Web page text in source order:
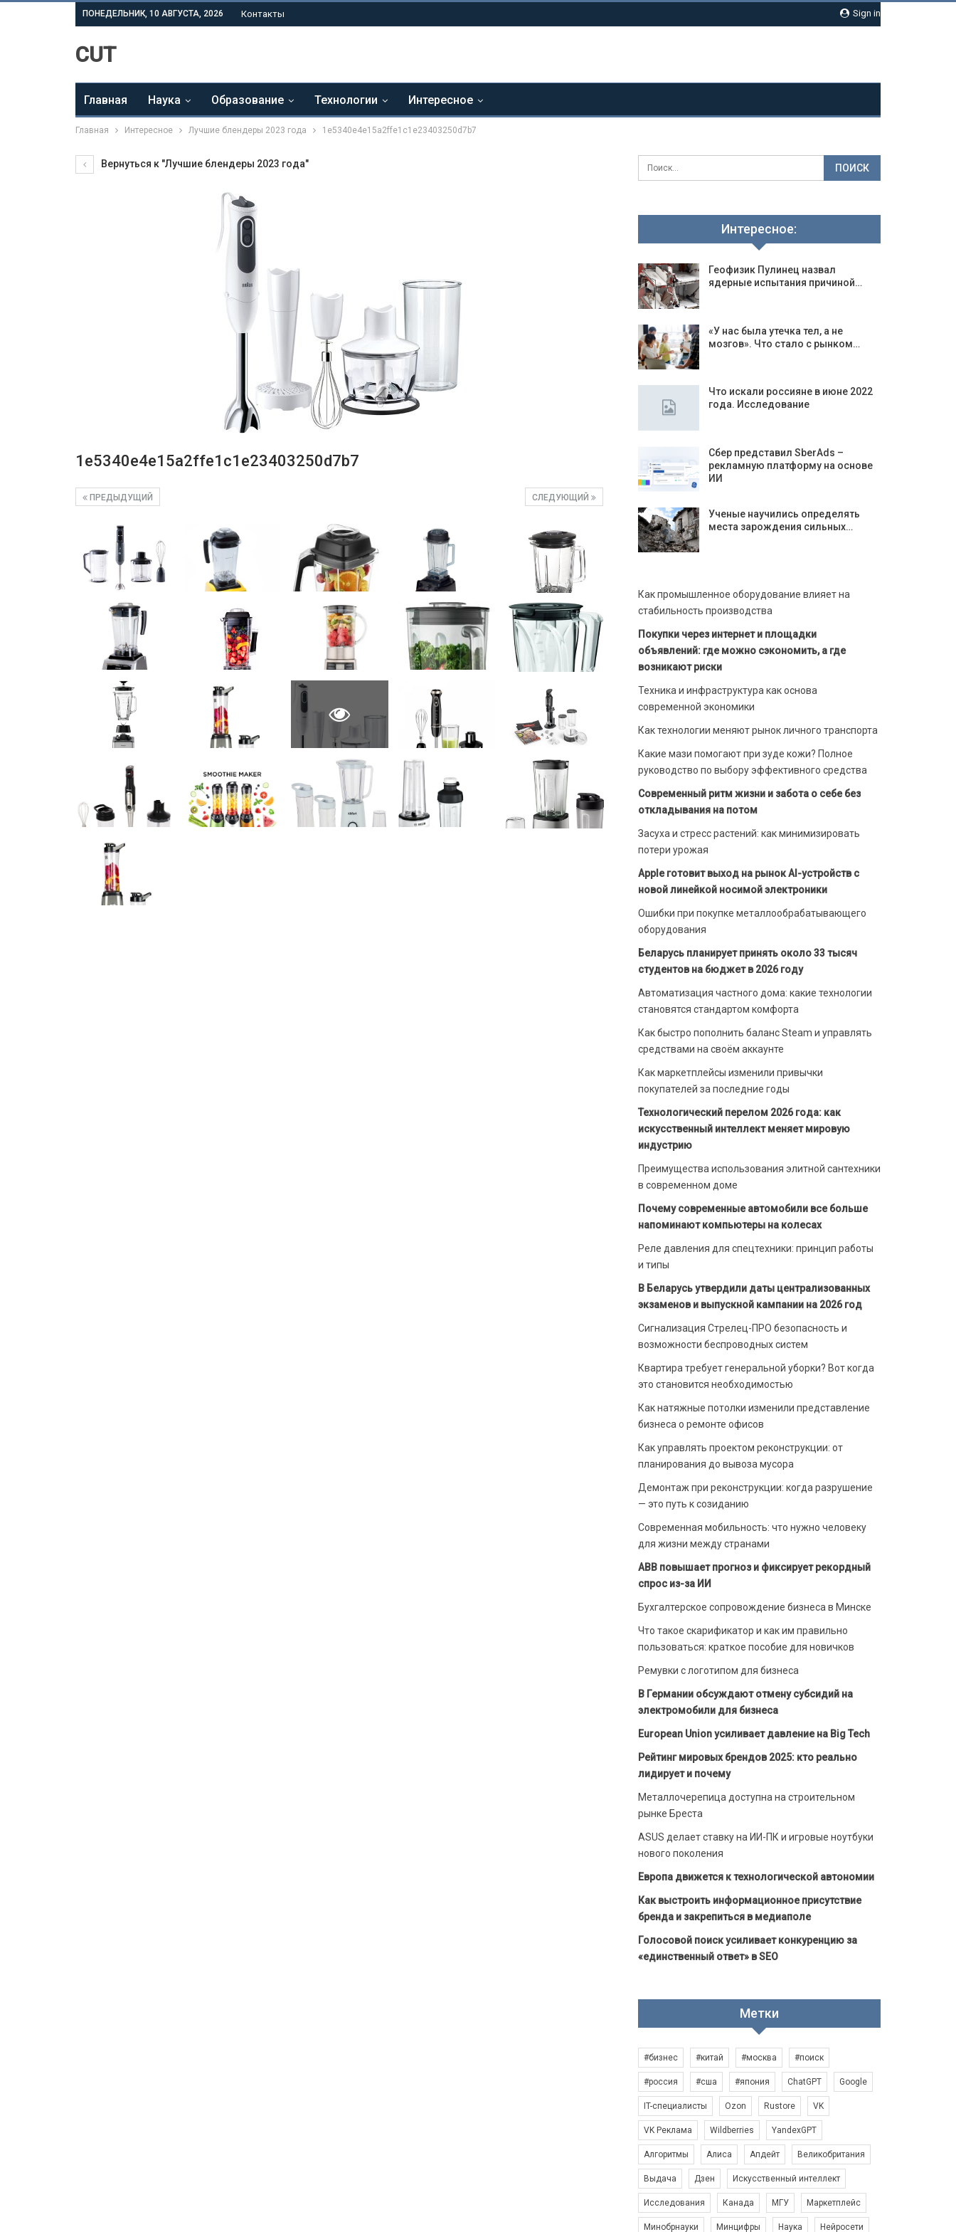
Sign in
ПОНЕДЕЛЬНИК, 10 АВГУСТА, 2026 Контакты
CUT
Главная Наука Образование Технологии Интересное
Главная Интересное Лучшие блендеры 2023 года 1e5340e4e15a2ffe1c1e23403250d7b7
Вернуться к "Лучшие блендеры 2023 года"
1e5340e4e15a2ffe1c1e23403250d7b7
СЛЕДУЮЩИЙ
ПРЕДЫДУЩИЙ
Интересное:
Геофизик Пулинец назвал
ядерные испытания причиной…
«У нас была утечка тел, а не
мозгов». Что стало с рынком…
Что искали россияне в июне 2022
года. Исследование
Сбер представил SberAds –
рекламную платформу на основе
ИИ
Ученые научились определять
места зарождения сильных…
Как промышленное оборудование влияет на
стабильность производства
Покупки через интернет и площадки
объявлений: где можно сэкономить, а где
возникают риски
Техника и инфраструктура как основа
современной экономики
Как технологии меняют рынок личного транспорта
Какие мази помогают при зуде кожи? Полное
руководство по выбору эффективного средства
Современный ритм жизни и забота о себе без
откладывания на потом
Засуха и стресс растений: как минимизировать
потери урожая
Apple готовит выход на рынок AI-устройств с
новой линейкой носимой электроники
Ошибки при покупке металлообрабатывающего
оборудования
Беларусь планирует принять около 33 тысяч
студентов на бюджет в 2026 году
Автоматизация частного дома: какие технологии
становятся стандартом комфорта
Как быстро пополнить баланс Steam и управлять
средствами на своём аккаунте
Как маркетплейсы изменили привычки
покупателей за последние годы
Технологический перелом 2026 года: как
искусственный интеллект меняет мировую
индустрию
Преимущества использования элитной сантехники
в современном доме
Почему современные автомобили все больше
напоминают компьютеры на колесах
Реле давления для спецтехники: принцип работы
и типы
В Беларусь утвердили даты централизованных
экзаменов и выпускной кампании на 2026 год
Сигнализация Стрелец-ПРО безопасность и
возможности беспроводных систем
Квартира требует генеральной уборки? Вот когда
это становится необходимостью
Как натяжные потолки изменили представление
бизнеса о ремонте офисов
Как управлять проектом реконструкции: от
планирования до вывоза мусора
Демонтаж при реконструкции: когда разрушение
— это путь к созиданию
Современная мобильность: что нужно человеку
для жизни между странами
ABB повышает прогноз и фиксирует рекордный
спрос из-за ИИ
Бухгалтерское сопровождение бизнеса в Минске
Что такое скарификатор и как им правильно
пользоваться: краткое пособие для новичков
Ремувки с логотипом для бизнеса
В Германии обсуждают отмену субсидий на
электромобили для бизнеса
European Union усиливает давление на Big Tech
Рейтинг мировых брендов 2025: кто реально
лидирует и почему
Металлочерепица доступна на строительном
рынке Бреста
ASUS делает ставку на ИИ-ПК и игровые ноутбуки
нового поколения
Европа движется к технологической автономии
Как выстроить информационное присутствие
бренда и закрепиться в медиаполе
Голосовой поиск усиливает конкуренцию за
«единственный ответ» в SEO
Метки
#бизнес #китай #москва #поиск
#россия #сша #япония ChatGPT Google
IT-специалисты Ozon Rustore VK
VK Реклама Wildberries YandexGPT
Алгоритмы Алиса Апдейт Великобритания
Выдача Дзен Искусственный интеллект
Исследования Канада МГУ Маркетплейс
Минобрнауки Минцифры Наука Нейросети